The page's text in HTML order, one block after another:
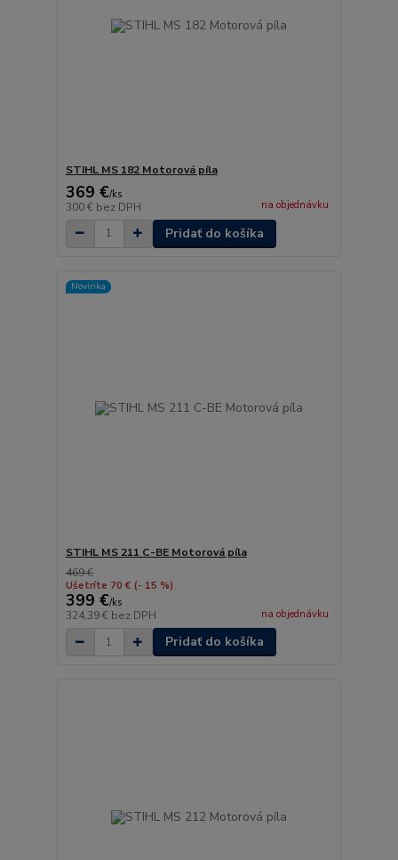
STIHL MS 182 Motorová píla
369 €/ks
300 € bez DPH na objednávku
Pridať do košíka
Novinka
STIHL MS 211 C-BE Motorová píla
469 €
Ušetríte 70 € (- 15 %)
399 €/ks
324,39 € bez DPH na objednávku
Pridať do košíka